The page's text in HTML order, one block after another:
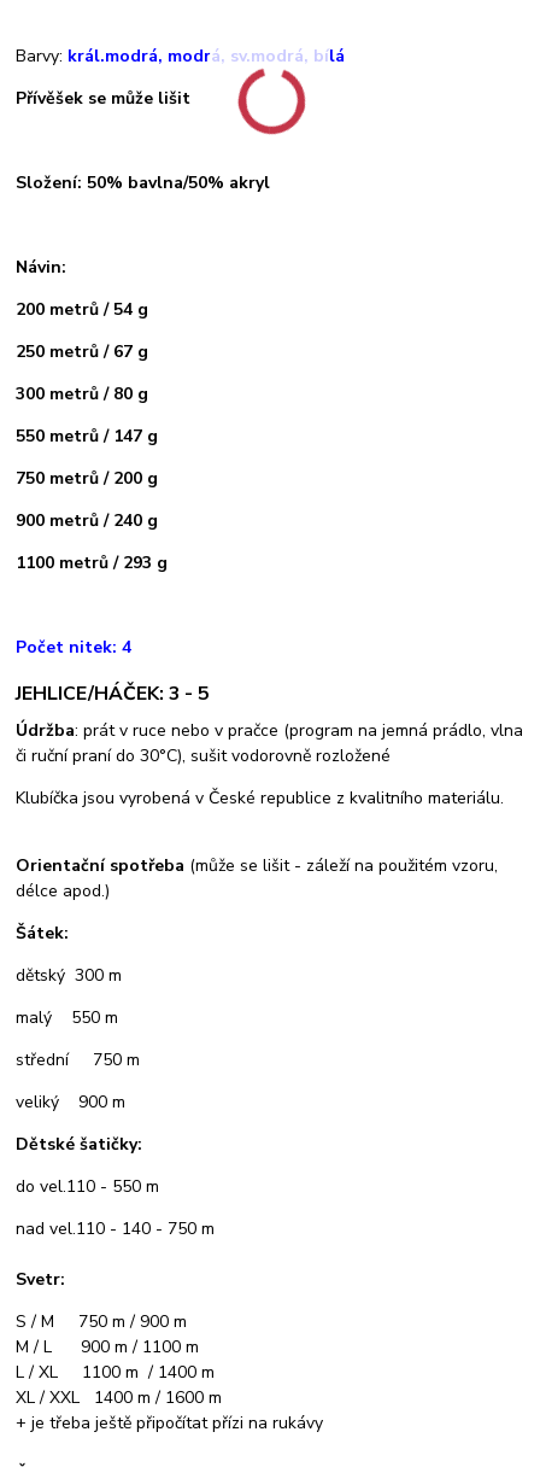
Barvy: král.modrá, modrá, sv.modrá, bílá
Přívěšek se může lišit
Složení: 50% bavlna/50% akryl
Návin:
200 metrů / 54 g
250 metrů / 67 g
300 metrů / 80 g
550 metrů / 147 g
750 metrů / 200 g
900 metrů / 240 g
1100 metrů / 293 g
Počet nitek: 4
JEHLICE/HÁČEK: 3 - 5
Údržba: prát v ruce nebo v pračce (program na jemná prádlo, vlna
či ruční praní do 30°C), sušit vodorovně rozložené
Klubíčka jsou vyrobená v České republice z kvalitního materiálu.
Orientační spotřeba (může se lišit - záleží na použitém vzoru,
délce apod.)
Šátek:
dětský 300 m
malý 550 m
střední 750 m
veliký 900 m
Dětské šatičky:
do vel.110 - 550 m
nad vel.110 - 140 - 750 m
Svetr:
S / M 750 m / 900 m
M / L 900 m / 1100 m
L / XL 1100 m / 1400 m
XL / XXL 1400 m / 1600 m
+ je třeba ještě připočítat přízi na rukávy